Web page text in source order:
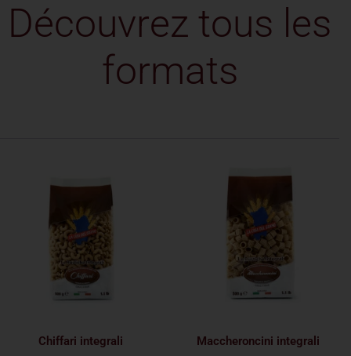
Découvrez tous les
formats
Chiffari integrali Maccheroncini integrali